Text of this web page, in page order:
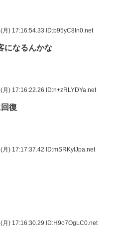
月) 17:16:54.33 ID:b95yC8In0.net
になるんかな
月) 17:16:22.26 ID:n+zRLYDYa.net
復
月) 17:17:37.42 ID:mSRKylJpa.net
月) 17:16:30.29 ID:H9o7OgLC0.net